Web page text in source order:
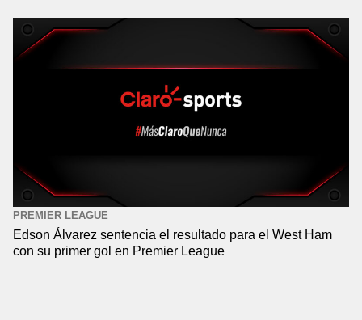
PREMIER LEAGUE
Edson Álvarez sentencia el resultado para el West Ham
con su primer gol en Premier League